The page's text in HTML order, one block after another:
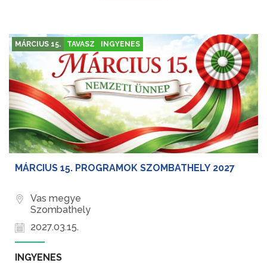
MÁRCIUS 15. TAVASZ INGYENES
MÁRCIUS 15. PROGRAMOK SZOMBATHELY 2027
Vas megye
Szombathely
2027.03.15.
INGYENES